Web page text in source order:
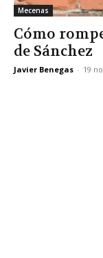
Mecenas
Cómo
de Sánchez
Javier Benegas - 19